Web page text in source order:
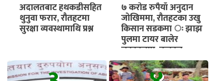
अदालतबाट हथकडीसहित
थुनुवा फरार, रौतहटमा
सुरक्षा व्यवस्थामाथि प्रश्न
७ करोड रुपैयाँ अनुदान
जोखिममा, रौतहटका उखु
किसान सडकमा ः झाझ
पुलमा टायर बालेर
चक्काजाम, तत्काल
भुक्तानी सुनिश्चित गर्न माग